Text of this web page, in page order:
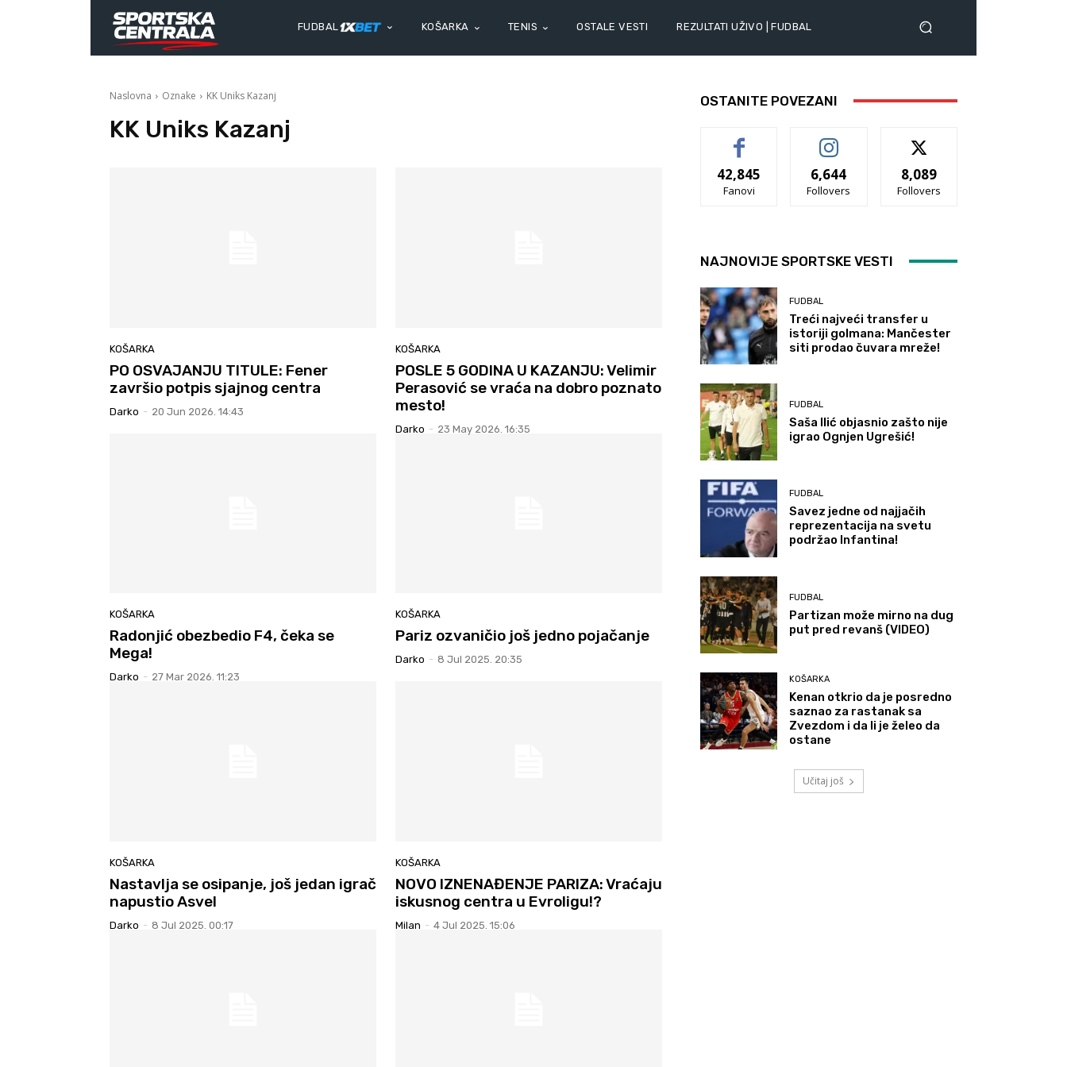
FUDBAL KOŠARKA TENIS OSTALE VESTI REZULTATI UŽIVO | FUDBAL
Naslovna Oznake KK Uniks Kazanj
KK Uniks Kazanj
KOŠARKA
PO OSVAJANJU TITULE: Fener
završio potpis sjajnog centra
Darko - 20 Jun 2026. 14:43
KOŠARKA
POSLE 5 GODINA U KAZANJU: Velimir
Perasović se vraća na dobro poznato
mesto!
Darko - 23 May 2026. 16:35
KOŠARKA
Radonjić obezbedio F4, čeka se
Mega!
Darko - 27 Mar 2026. 11:23
KOŠARKA
Pariz ozvaničio još jedno pojačanje
Darko - 8 Jul 2025. 20:35
KOŠARKA
Nastavlja se osipanje, još jedan igrač
napustio Asvel
Darko - 8 Jul 2025. 00:17
KOŠARKA
NOVO IZNENAĐENJE PARIZA: Vraćaju
iskusnog centra u Evroligu!?
Milan - 4 Jul 2025. 15:06
OSTANITE POVEZANI
42,845
Fanovi
6,644
Follovers
8,089
Follovers
NAJNOVIJE SPORTSKE VESTI
FUDBAL
Treći najveći transfer u
istoriji golmana: Mančester
siti prodao čuvara mreže!
FUDBAL
Saša Ilić objasnio zašto nije
igrao Ognjen Ugrešić!
FUDBAL
Savez jedne od najjačih
reprezentacija na svetu
podržao Infantina!
FUDBAL
Partizan može mirno na dug
put pred revanš (VIDEO)
KOŠARKA
Kenan otkrio da je posredno
saznao za rastanak sa
Zvezdom i da li je želeo da
ostane
Učitaj još